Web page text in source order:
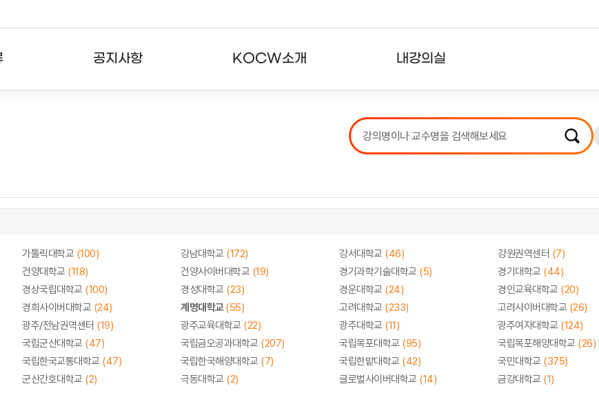
공지사항 KOCW소개 내강의실
강의리스트
수강확인증강의
가톨릭대학교 (100) 강남대학교 (172) 강서대학교 (46) 강원권역센터 (7)
건양대학교 (118) 건양사이버대학교 (19) 경기과학기술대학교 (5) 경기대학교 (44)
경상국립대학교 (100) 경성대학교 (23) 경운대학교 (24) 경인교육대학교 (20)
경희사이버대학교 (24) 계명대학교(55) 고려대학교 (233) 고려사이버대학교 (26)
광주/전남권역센터 (19) 광주교육대학교 (22) 광주대학교 (11) 광주여자대학교 (124)
국립군산대학교 (47) 국립금오공과대학교 (207) 국립목포대학교 (95) 국립목포해양대학교 (26)
국립한국교통대학교 (47) 국립한국해양대학교 (7) 국립한밭대학교 (42) 국민대학교 (375)
군산간호대학교 (2) 극동대학교 (2) 글로벌사이버대학교 (14) 금강대학교 (1)